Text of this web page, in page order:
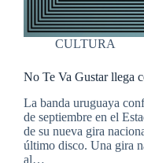
CULTURA
No Te Va Gustar llega
La banda uruguaya
de septiembre en el
de su nueva gira
último disco. Una gira
al…